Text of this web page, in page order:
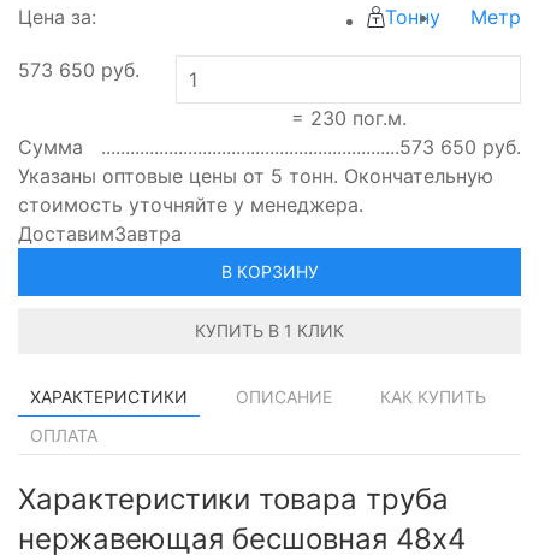
Цена за: Тонну Метр
573 650 руб.
= 230 пог.м.
Сумма
573 650 руб.
Указаны оптовые цены от 5 тонн. Окончательную
стоимость уточняйте у менеджера.
ДоставимЗавтра
В КОРЗИНУ
КУПИТЬ В 1 КЛИК
ХАРАКТЕРИСТИКИ ОПИСАНИЕ
КАК КУПИТЬ
ОПЛАТА
Характеристики товара труба
нержавеющая бесшовная 48х4